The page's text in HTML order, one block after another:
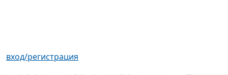
вход/регистрация